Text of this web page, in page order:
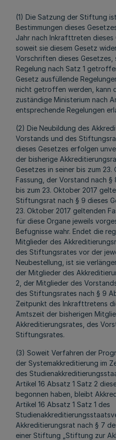
(1) Die Satzung der Stiftung
Bestimmungen dieses
Jahr nach Inkrafttreten dieses
soweit sie diesem Gesetz
Vorschriften dieses
Regelung nach Satz 1
Gesetz ausfüllende
nicht getroffen werden, kann
zuständige Ministerium nach
entsprechende Regelungen
(2) Die Neubildung des
Vorstands und des
dieses Gesetzes erfolgen
der bisherige
Gesetzes in seiner bis zum
Fassung, der Vorstand nach §
bis zum 23. Oktober 2017
Stiftungsrat nach § 9 dieses
23. Oktober 2017 geltenden
für diese Organe jeweils
Befugnisse wahr. Endet die
Mitglieder des
des Stiftungsrates vor der
Neubestellung, ist sie
der Mitglieder des
2, der Mitglieder des
des Stiftungsrates nach § 9
Zeitpunkt des Inkrafttretens
Amtszeit der bisherigen
Akkreditierungsrates, des
Stiftungsrates.
(3) Soweit Verfahren der
der Systemakkreditierung im
des
Artikel 16 Absatz 1 Satz 2
begonnen haben, bleibt
Artikel 16 Absatz 1 Satz 1 des
Akkreditierungsrat nach § 7
einer Stiftung „Stiftung zur